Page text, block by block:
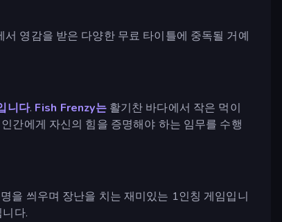
영감을 받은 다양한 무료 타이틀에 중독될 거예
니다. Fish Frenzy는 활기찬 바다에서 작은 먹이
간에게 자신의 힘을 증명해야 하는 임무를 수행
을 씌우며 장난을 치는 재미있는 1인칭 게임입니
다.